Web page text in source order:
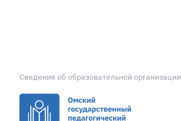
Сведения об образовательной организации